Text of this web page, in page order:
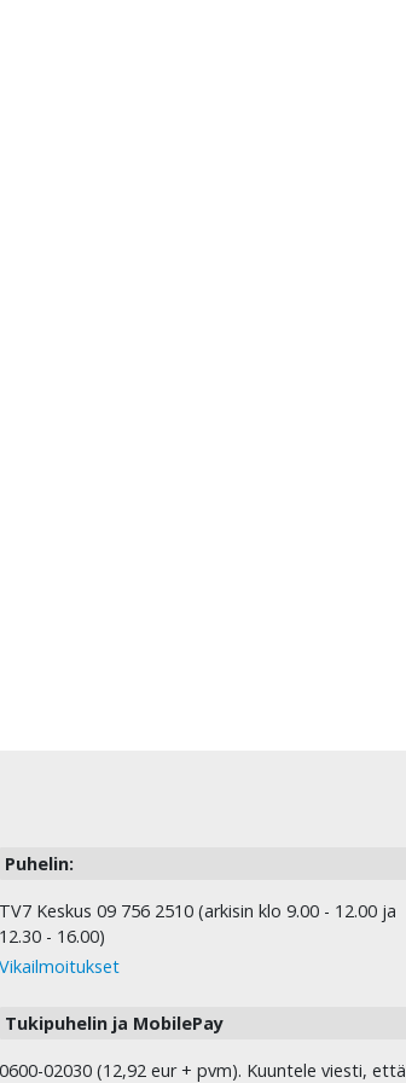
Puhelin:
TV7 Keskus 09 756 2510 (arkisin klo 9.00 - 12.00 ja
12.30 - 16.00)
Vikailmoitukset
Tukipuhelin ja MobilePay
0600-02030 (12,92 eur + pvm). Kuuntele viesti, että